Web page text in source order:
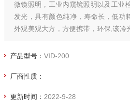
微镜照明，工业内窥镜照明以及工业
发光，具有颜色纯净，寿命长，低功
外观美观大方，方便携带，环保,该冷
产品型号： VID-200
厂商性质：
更新时间： 2022-9-28